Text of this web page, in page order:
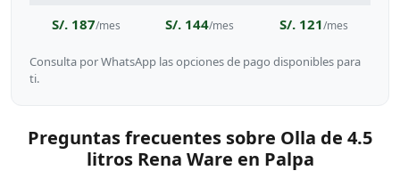
S/. 187/mes S/. 144/mes S/. 121/mes
Consulta por WhatsApp las opciones de pago disponibles para
ti.
Preguntas frecuentes sobre Olla de 4.5
litros Rena Ware en Palpa